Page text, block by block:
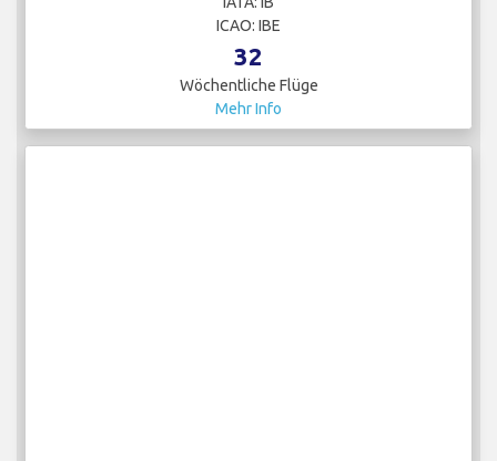
ICAO: IBE
32
Wöchentliche Flüge
Mehr Info